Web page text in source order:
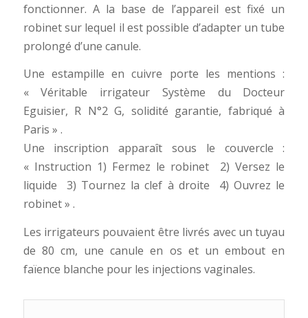
fonctionner. A la base de l’appareil est fixé un
robinet sur lequel il est possible d’adapter un tube
prolongé d’une canule.
Une estampille en cuivre porte les mentions :
« Véritable irrigateur Système du Docteur
Eguisier, R N°2 G, solidité garantie, fabriqué à
Paris » .
Une inscription apparaît sous le couvercle :
« Instruction 1) Fermez le robinet  2) Versez le
liquide  3) Tournez la clef à droite 4) Ouvrez le
robinet » .
Les irrigateurs pouvaient être livrés avec un tuyau
de 80 cm, une canule en os et un embout en
faïence blanche pour les injections vaginales.